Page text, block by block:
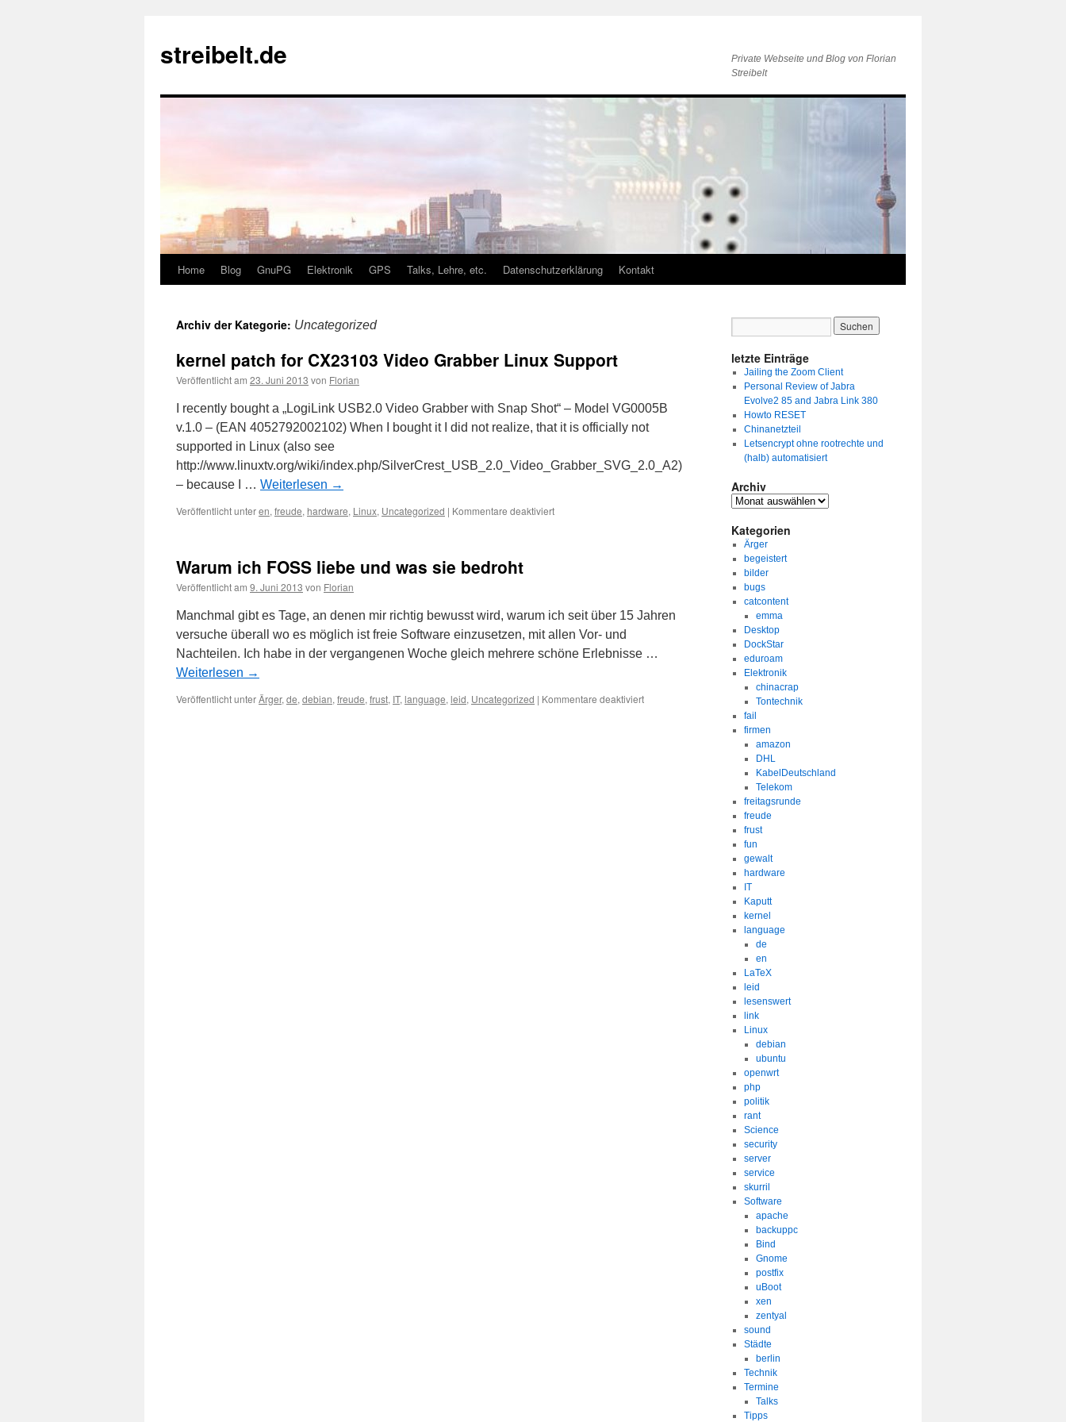
springen
streibelt.de
Private Webseite und Blog von Florian
Streibelt
Home Blog GnuPG Elektronik GPS Talks, Lehre, etc. Datenschutzerklärung Kontakt
Archiv der Kategorie: Uncategorized
kernel patch for CX23103 Video Grabber Linux Support
Veröffentlicht am 23. Juni 2013 von Florian
I recently bought a „LogiLink USB2.0 Video Grabber with Snap Shot“ – Model VG0005B
v.1.0 – (EAN 4052792002102) When I bought it I did not realize, that it is officially not
supported in Linux (also see
http://www.linuxtv.org/wiki/index.php/SilverCrest_USB_2.0_Video_Grabber_SVG_2.0_A2)
– because I … Weiterlesen →
Veröffentlicht unteren, freude, hardware, Linux, Uncategorized | Kommentare deaktiviertfür
Linux
Support
Warum ich FOSS liebe und was sie bedroht
Veröffentlicht am 9. Juni 2013 von Florian
Manchmal gibt es Tage, an denen mir richtig bewusst wird, warum ich seit über 15 Jahren
versuche überall wo es möglich ist freie Software einzusetzen, mit allen Vor- und
Nachteilen. Ich habe in der vergangenen Woche gleich mehrere schöne Erlebnisse …
Weiterlesen →
Veröffentlicht unterÄrger, de, debian, freude, frust, IT, language, leid, Uncategorized | Kommentare deaktiviertfür
letzte Einträge
Jailing the Zoom Client
Personal Review of Jabra
Evolve2 85 and Jabra Link 380
Howto RESET
Chinanetzteil
Letsencrypt ohne rootrechte und
(halb) automatisiert
Archiv
Archiv
Kategorien
Ärger
begeistert
bilder
bugs
catcontent
emma
Desktop
DockStar
eduroam
Elektronik
chinacrap
Tontechnik
fail
firmen
amazon
DHL
KabelDeutschland
Telekom
freitagsrunde
freude
frust
fun
gewalt
hardware
IT
Kaputt
kernel
language
de
en
LaTeX
leid
lesenswert
link
Linux
debian
ubuntu
openwrt
php
politik
rant
Science
security
server
service
skurril
Software
apache
backuppc
Bind
Gnome
postfix
uBoot
xen
zentyal
sound
Städte
berlin
Technik
Termine
Talks
Tipps